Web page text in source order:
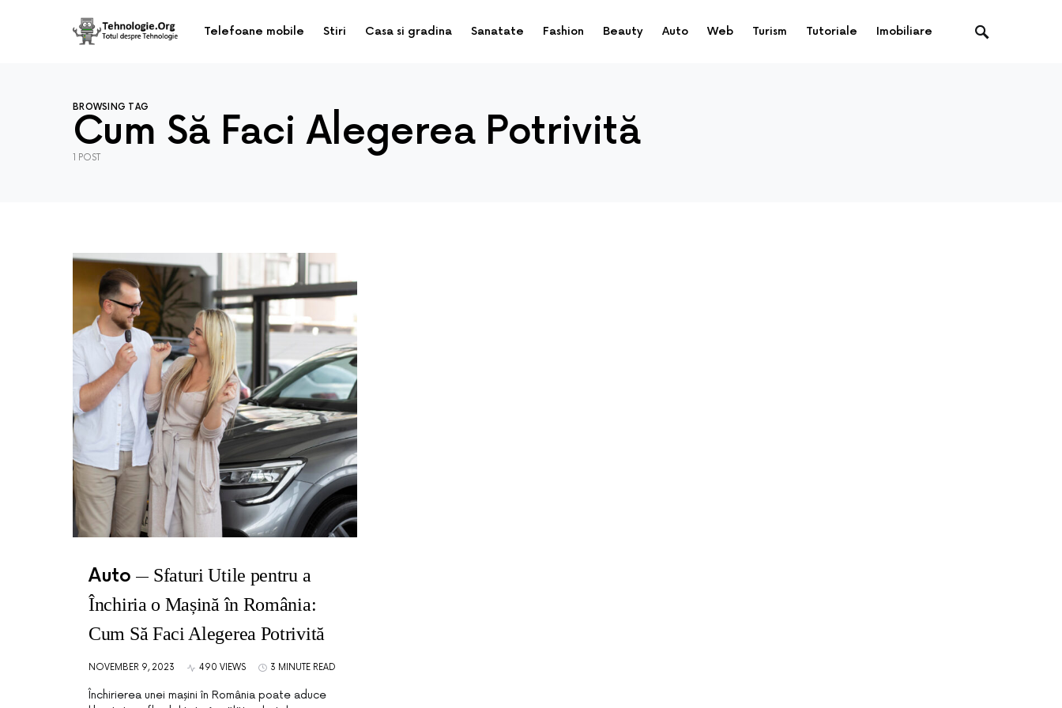
Telefoane mobile Stiri Casa si gradina Sanatate Fashion Beauty Auto Web Turism Tutoriale Imobiliare
BROWSING TAG
Cum Să Faci Alegerea Potrivită
1 POST
Auto
Sfaturi Utile pentru a
Închiria o Mașină în România:
Cum Să Faci Alegerea Potrivită
NOVEMBER 9, 2023 490 VIEWS 3 MINUTE READ
Închirierea unei mașini în România poate aduce